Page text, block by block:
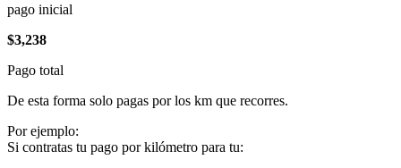
pago inicial
$3,238
Pago total
De esta forma solo pagas por los km que recorres.
Por ejemplo:
Si contratas tu pago por kilómetro para tu: